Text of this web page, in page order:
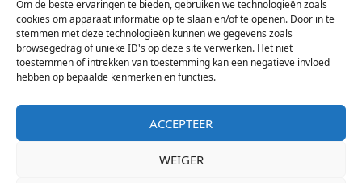
Om de beste ervaringen te bieden, gebruiken we technologieën zoals
cookies om apparaat informatie op te slaan en/of te openen. Door in te
stemmen met deze technologieën kunnen we gegevens zoals
browsegedrag of unieke ID's op deze site verwerken. Het niet
toestemmen of intrekken van toestemming kan een negatieve invloed
hebben op bepaalde kenmerken en functies.
ACCEPTEER
WEIGER
Copyright All Rights Reserved Vogelarena initiatief Lorre & co - KvK
Zwolle 05080607